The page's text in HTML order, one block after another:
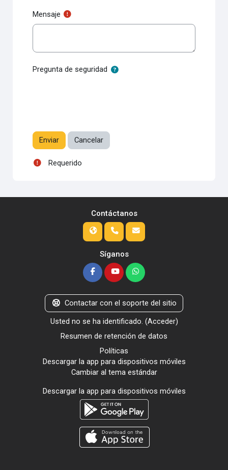
Mensaje
Pregunta de seguridad
Requerido
Contáctanos
Síganos
Contactar con el soporte del sitio
Usted no se ha identificado. (Acceder)
Resumen de retención de datos
Políticas
Descargar la app para dispositivos móviles
Cambiar al tema estándar
Descargar la app para dispositivos móviles